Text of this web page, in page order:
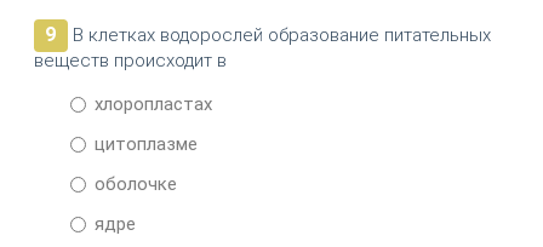
9
В клетках водорослей образование питательных
веществ происходит в
хлоропластах
цитоплазме
оболочке
ядре